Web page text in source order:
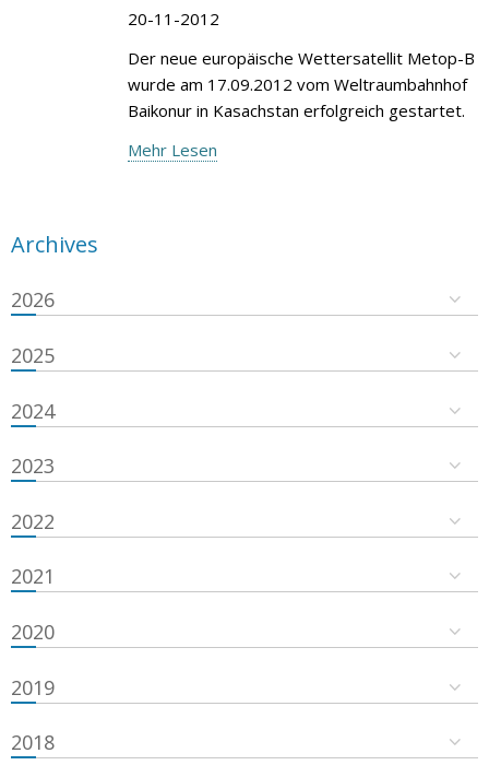
20-11-2012
Der neue europäische Wettersatellit Metop-B
wurde am 17.09.2012 vom Weltraumbahnhof
Baikonur in Kasachstan erfolgreich gestartet.
Mehr Lesen
Archives
2026
2025
2024
2023
2022
2021
2020
2019
2018